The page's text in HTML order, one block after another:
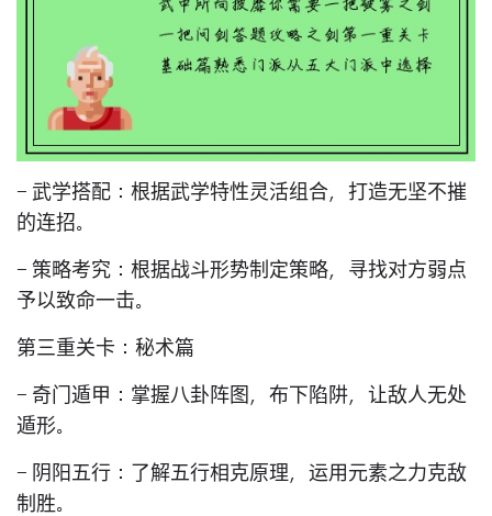
- 武学搭配：根据武学特性灵活组合，打造无坚不摧
的连招。
- 策略考究：根据战斗形势制定策略，寻找对方弱点
予以致命一击。
第三重关卡：秘术篇
- 奇门遁甲：掌握八卦阵图，布下陷阱，让敌人无处
遁形。
- 阴阳五行：了解五行相克原理，运用元素之力克敌
制胜。